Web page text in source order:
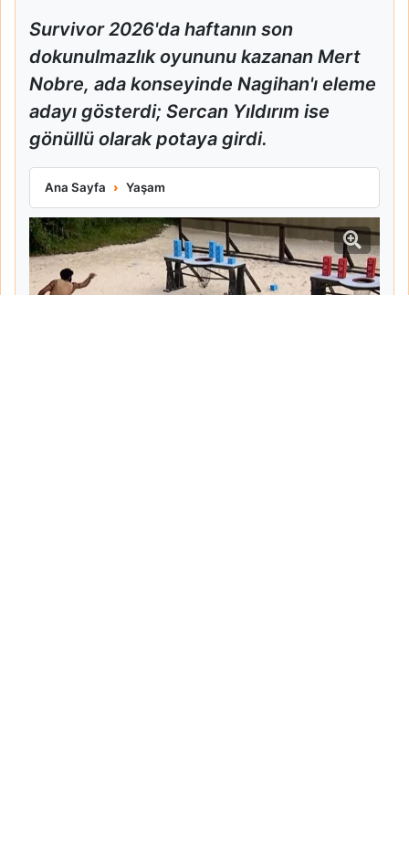
Survivor 2026'da haftanın son
dokunulmazlık oyununu kazanan Mert
Nobre, ada konseyinde Nagihan'ı eleme
adayı gösterdi; Sercan Yıldırım ise
gönüllü olarak potaya girdi.
Ana Sayfa Yaşam
Mert Nobre Dokunulmazlığı Kazandı Nagihan ve Sercan